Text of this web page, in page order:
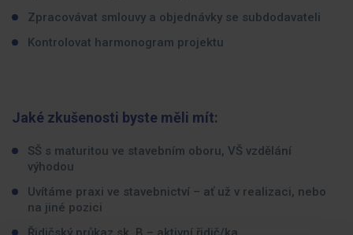
Zpracovávat smlouvy a objednávky se subdodavateli
Kontrolovat harmonogram projektu
Jaké zkušenosti byste měli mít:
SŠ s maturitou ve stavebním oboru, VŠ vzdělání
výhodou
Uvítáme praxi ve stavebnictví – ať už v realizaci, nebo
na jiné pozici